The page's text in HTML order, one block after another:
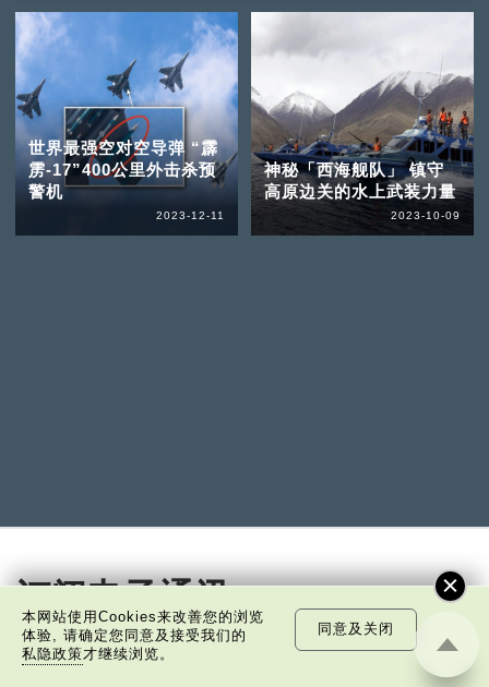
世界最强空对空导弹 “霹
雳-17”400公里外击杀预
警机
2023-12-11
神秘「西海舰队」 镇守
高原边关的水上武装力量
2023-10-09
订阅电子通讯
免费订阅
本网站使用Cookies来改善您的浏览
体验, 请确定您同意及接受我们的
私隐政策才继续浏览。
同意及关闭